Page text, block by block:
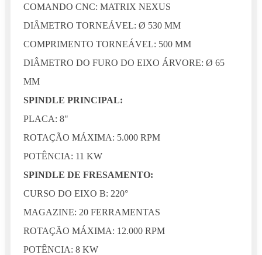
COMANDO CNC: MATRIX NEXUS
DIÂMETRO TORNEÁVEL: Ø 530 MM
COMPRIMENTO TORNEÁVEL: 500 MM
DIÂMETRO DO FURO DO EIXO ÁRVORE: Ø 65
MM
SPINDLE PRINCIPAL:
PLACA: 8"
ROTAÇÃO MÁXIMA: 5.000 RPM
POTÊNCIA: 11 KW
SPINDLE DE FRESAMENTO:
CURSO DO EIXO B: 220°
MAGAZINE: 20 FERRAMENTAS
ROTAÇÃO MÁXIMA: 12.000 RPM
POTÊNCIA: 8 KW